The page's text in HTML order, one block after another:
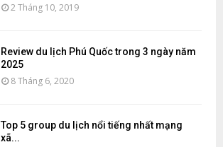
2 Tháng 10, 2019
Review du lịch Phú Quốc trong 3 ngày năm
2025
8 Tháng 6, 2020
Top 5 group du lịch nổi tiếng nhất mạng
xã...